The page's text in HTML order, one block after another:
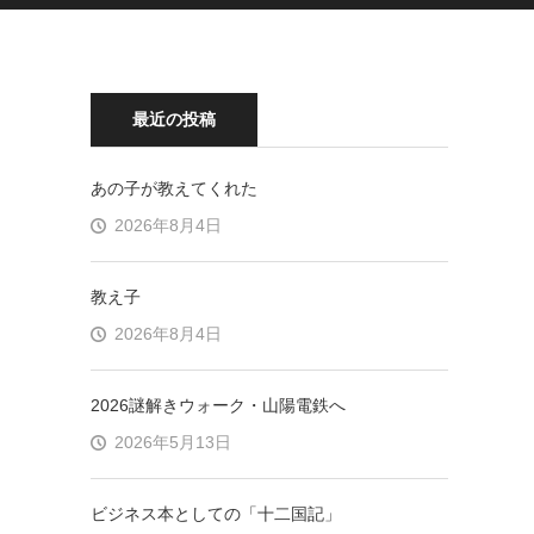
最近の投稿
あの子が教えてくれた
2026年8月4日
教え子
2026年8月4日
2026謎解きウォーク・山陽電鉄へ
2026年5月13日
ビジネス本としての「十二国記」